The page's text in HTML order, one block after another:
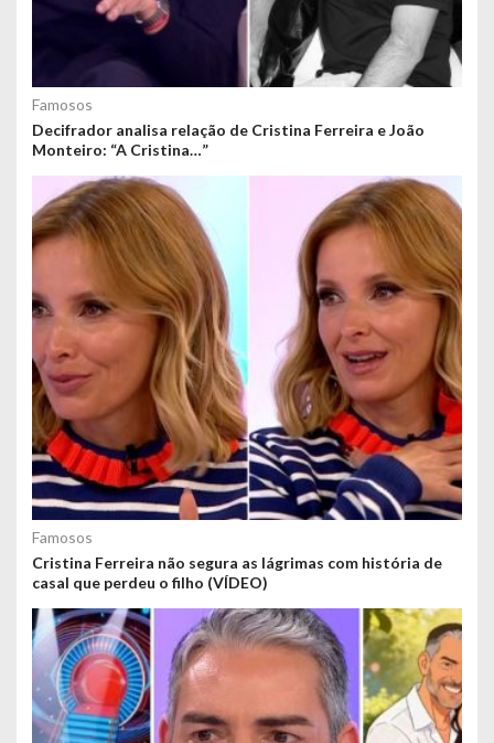
Famosos
Decifrador analisa relação de Cristina Ferreira e João
Monteiro: “A Cristina…”
Famosos
Cristina Ferreira não segura as lágrimas com história de
casal que perdeu o filho (VÍDEO)